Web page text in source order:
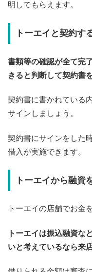
明してもらえます。
トーエイと契約す
書類等の確認が全て完
きると判断して契約書
契約書に書かれている
サインしましょう。
契約書にサインをした
借入が実施できます。
トーエイから融資
トーエイの店舗でお金
トーエイは振込融資な
いと考えているなら来